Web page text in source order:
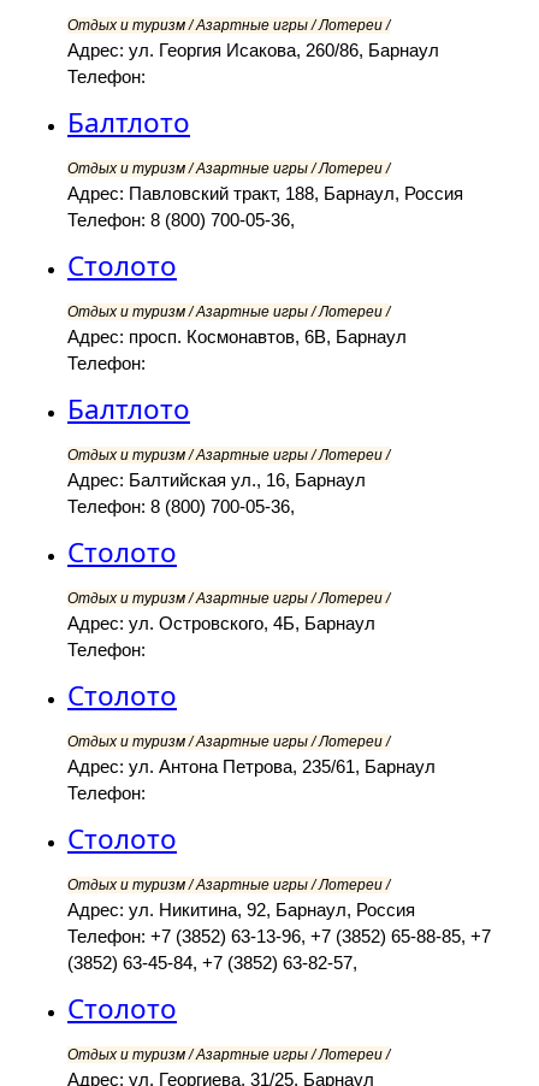
Отдых и туризм / Азартные игры / Лотереи /
Адрес: ул. Георгия Исакова, 260/86, Барнаул
Телефон:
Балтлото
Отдых и туризм / Азартные игры / Лотереи /
Адрес: Павловский тракт, 188, Барнаул, Россия
Телефон: 8 (800) 700-05-36,
Столото
Отдых и туризм / Азартные игры / Лотереи /
Адрес: просп. Космонавтов, 6В, Барнаул
Телефон:
Балтлото
Отдых и туризм / Азартные игры / Лотереи /
Адрес: Балтийская ул., 16, Барнаул
Телефон: 8 (800) 700-05-36,
Столото
Отдых и туризм / Азартные игры / Лотереи /
Адрес: ул. Островского, 4Б, Барнаул
Телефон:
Столото
Отдых и туризм / Азартные игры / Лотереи /
Адрес: ул. Антона Петрова, 235/61, Барнаул
Телефон:
Столото
Отдых и туризм / Азартные игры / Лотереи /
Адрес: ул. Никитина, 92, Барнаул, Россия
Телефон: +7 (3852) 63-13-96, +7 (3852) 65-88-85, +7
(3852) 63-45-84, +7 (3852) 63-82-57,
Столото
Отдых и туризм / Азартные игры / Лотереи /
Адрес: ул. Георгиева, 31/25, Барнаул